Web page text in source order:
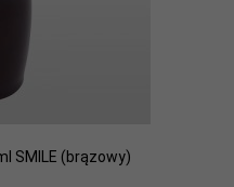
SMILE (brązowy)